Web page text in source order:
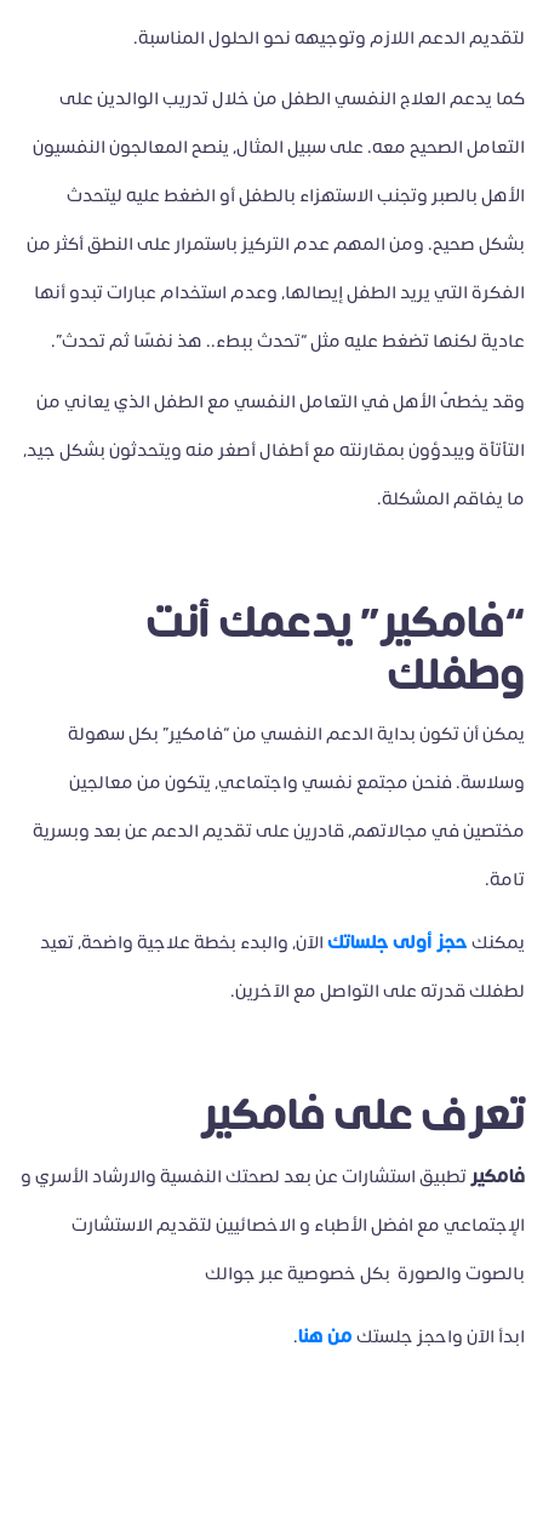
لتقديم الدعم اللازم وتوجيهه نحو الحلول المناسبة.
كما يدعم العلاج النفسي الطفل من خلال تدريب الوالدين على
التعامل الصحيح معه. على سبيل المثال، ينصح المعالجون النفسيون
الأهل بالصبر وتجنب الاستهزاء بالطفل أو الضغط عليه ليتحدث
بشكل صحيح. ومن المهم عدم التركيز باستمرار على النطق أكثر من
الفكرة التي يريد الطفل إيصالها، وعدم استخدام عبارات تبدو أنها
عادية لكنها تضغط عليه مثل “تحدث ببطء.. هذ نفسًا ثم تحدث”.
وقد يخطئ الأهل في التعامل النفسي مع الطفل الذي يعاني من
التأتأة ويبدؤون بمقارنته مع أطفال أصغر منه ويتحدثون بشكل جيد،
ما يفاقم المشكلة.
“فامكير” يدعمك أنت
وطفلك
يمكن أن تكون بداية الدعم النفسي من “فامكير” بكل سهولة
وسلاسة. فنحن مجتمع نفسي واجتماعي، يتكون من معالجين
مختصين في مجالاتهم، قادرين على تقديم الدعم عن بعد وبسرية
تامة.
يمكنك حجز أولى جلساتك الآن، والبدء بخطة علاجية واضحة، تعيد
لطفلك قدرته على التواصل مع الآخرين.
تعرف على فامكير
فامكير تطبيق استشارات عن بعد لصحتك النفسية والارشاد الأسري و
الإجتماعي مع افضل الأطباء و الاخصائيين لتقديم الاستشارت
بالصوت والصورة بكل خصوصية عبر جوالك
ابدأ الآن واحجز جلستك من هنا.